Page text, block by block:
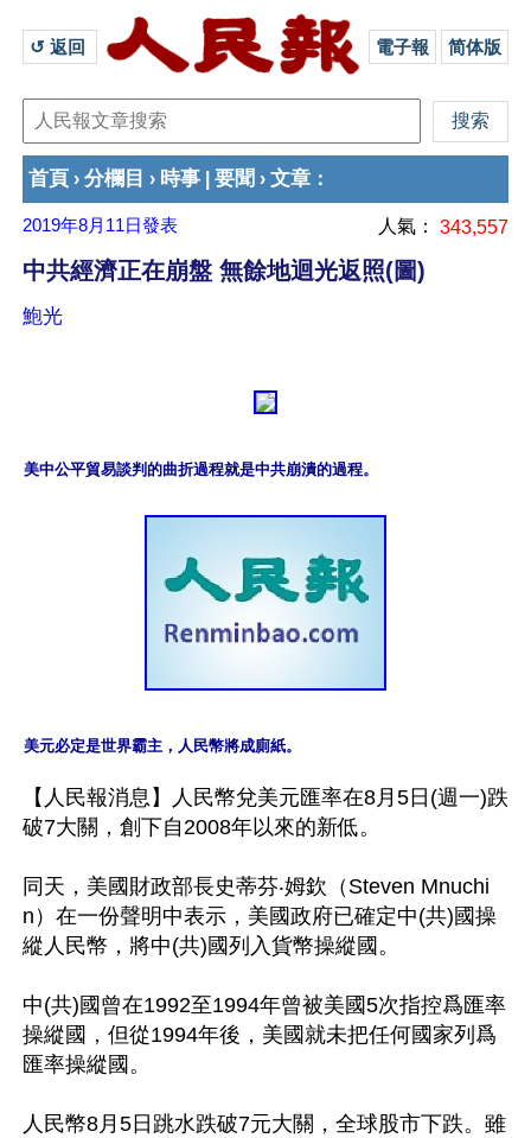
↺ 返回 電子報 简体版
首頁 › 分欄目 › 時事 要聞 › 文章 ：
2019年8月11日發表 人氣： 343,557
中共經濟正在崩盤 無餘地迴光返照(圖)
鮑光
美中公平貿易談判的曲折過程就是中共崩潰的過程。
美元必定是世界霸主，人民幣將成廁紙。
【人民報消息】人民幣兌美元匯率在8月5日(週一)跌
破7大關，創下自2008年以來的新低。
同天，美國財政部長史蒂芬‧姆欽（Steven Mnuchi
n）在一份聲明中表示，美國政府已確定中(共)國操
縱人民幣，將中(共)國列入貨幣操縱國。
中(共)國曾在1992至1994年曾被美國5次指控爲匯率
操縱國，但從1994年後，美國就未把任何國家列爲
匯率操縱國。
人民幣8月5日跳水跌破7元大關，全球股市下跌。雖